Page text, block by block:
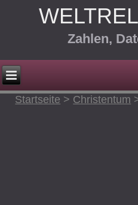
Zahlen,
Startseite > Christentum